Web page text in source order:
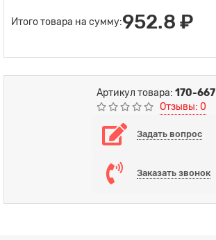
Итого товара на сумму:952.8 ₽
Артикул товара: 170-667
Отзывы: 0
Задать вопрос
Заказать звонок